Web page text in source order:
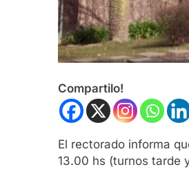
Compartilo!
El rectorado informa
13.00 hs (turnos tarde